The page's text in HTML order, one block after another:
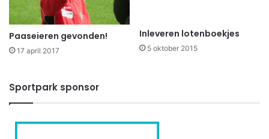
Paaseieren gevonden!
17 april 2017
Inleveren lotenboekjes
5 oktober 2015
Sportpark sponsor